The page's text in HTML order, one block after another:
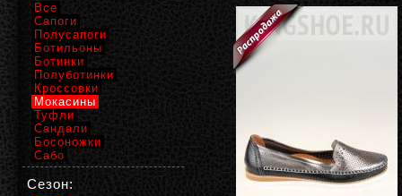
Все
Сапоги
Полусапоги
Ботильоны
Ботинки
Полуботинки
Кроссовки
Мокасины
Туфли
Сандали
Босоножки
Сабо
Сезон: